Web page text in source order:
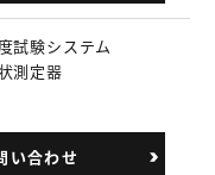
試験システム
測定器
い合わせ